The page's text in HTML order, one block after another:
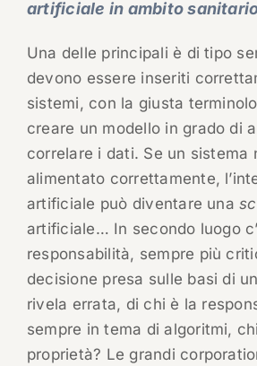
artificiale in ambito
Una delle principali è di tipo
devono essere inseriti
sistemi, con la giusta
creare un modello in grado di
correlare i dati. Se un sistema
alimentato correttamente,
artificiale può diventare una
artificiale… In secondo luogo
responsabilità, sempre più
decisione presa sulle basi di un
rivela errata, di chi è la
sempre in tema di algoritmi,
proprietà? Le grandi